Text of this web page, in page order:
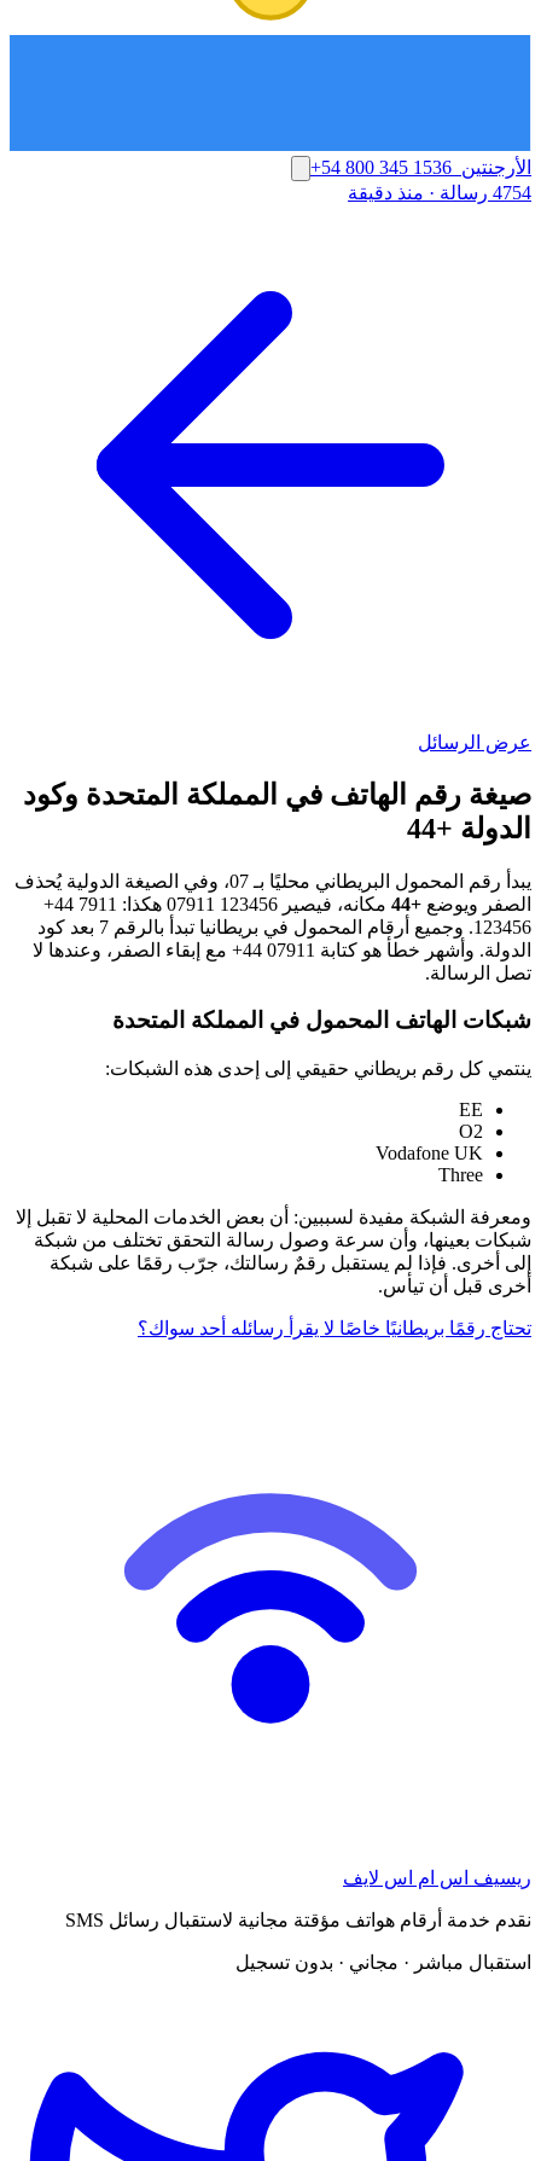
الأرجنتين +54 800 345 1536
4754 رسالة
· منذ دقيقة
عرض الرسائل
صيغة رقم الهاتف في المملكة المتحدة وكود
الدولة +44
يبدأ رقم المحمول البريطاني محليًا بـ 07، وفي الصيغة الدولية يُحذف
الصفر ويوضع +44 مكانه، فيصير 07911 123456 هكذا: +44 7911
123456
. وجميع أرقام المحمول في بريطانيا تبدأ بالرقم 7 بعد كود
الدولة. وأشهر خطأ هو كتابة +44 07911 مع إبقاء الصفر، وعندها لا
تصل الرسالة.
شبكات الهاتف المحمول في المملكة المتحدة
ينتمي كل رقم بريطاني حقيقي إلى إحدى هذه الشبكات:
EE
O2
Vodafone UK
Three
ومعرفة الشبكة مفيدة لسببين: أن بعض الخدمات المحلية لا تقبل إلا
شبكات بعينها، وأن سرعة وصول رسالة التحقق تختلف من شبكة
إلى أخرى. فإذا لم يستقبل رقمٌ رسالتك، جرّب رقمًا على شبكة
أخرى قبل أن تيأس.
تحتاج رقمًا بريطانيًا خاصًا لا يقرأ رسائله أحد سواك؟
ريسيف اس ام اس لايف
نقدم خدمة أرقام هواتف مؤقتة مجانية لاستقبال رسائل SMS
استقبال مباشر · مجاني · بدون تسجيل